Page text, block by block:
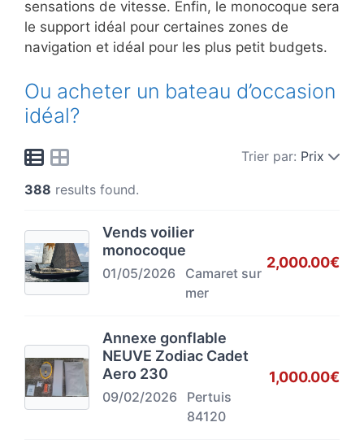
sensations de vitesse. Enfin, le monocoque sera
le support idéal pour certaines zones de
navigation et idéal pour les plus petit budgets.
Ou acheter un bateau d’occasion
idéal?
Trier par: Prix
388 results found.
Vends voilier
monocoque
01/05/2026
Camaret sur
mer
2,000.00€
Annexe gonflable
NEUVE Zodiac Cadet
Aero 230
09/02/2026
Pertuis
84120
1,000.00€